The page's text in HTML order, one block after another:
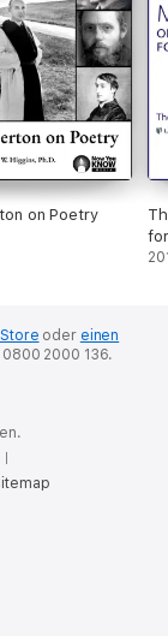
on Poetry
oder einen
2000 136.